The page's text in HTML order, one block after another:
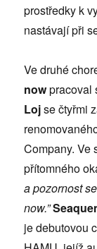
prostředky k
nastávají při
Ve druhé
nowpracoval
Lojse čtyřmi
Company. Ve
přítomného
a pozornost
now.”
je debutovou